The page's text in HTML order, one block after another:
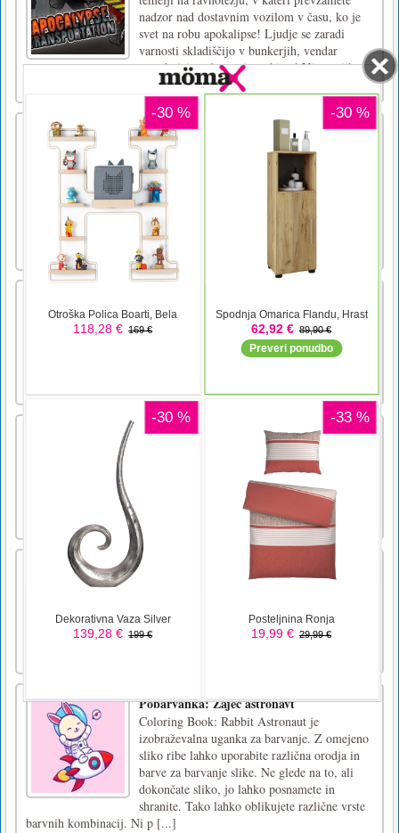
nadzor nad dostavnim vozilom v času, ko je
svet na robu apokalipse! Ljudje se zaradi
varnosti skladiščijo v bunkerjih, vendar
potrebujejo zaloge - in to hitro! Vi ste njihovo
Bullet Rush
Poslani ste na nevaren otok. Izbruhne virus.
Vsako bitje se je spremenilo v zeleno pošast.
Vaša naloga je očistiti otok. Njihovo število je
veliko. Ustreli jih, prispe na mesto letala.
Peljali vas bomo na druge otoke, dokler ne
bodo vsi jasni. Lahko izboljšate svoje
orožje.povlec [...]
Naj parkira avto!Za igranje povlecite avto
Prevara smrt
Pijte eliksir, da živite večno!Izpolnite
označeno območje s številkami. Kontrole -
Snežna vojna .io
tipke za metanje snežne kepe
Pobarvanka: Zajec astronavt
Coloring Book: Rabbit Astronaut je
izobraževalna uganka za barvanje. Z omejeno
sliko ribe lahko uporabite različna orodja in
barve za barvanje slike. Ne glede na to, ali
dokončate sliko, jo lahko posnamete in
shranite. Tako lahko oblikujete različne vrste
barvnih kombinacij. Ni p [...]